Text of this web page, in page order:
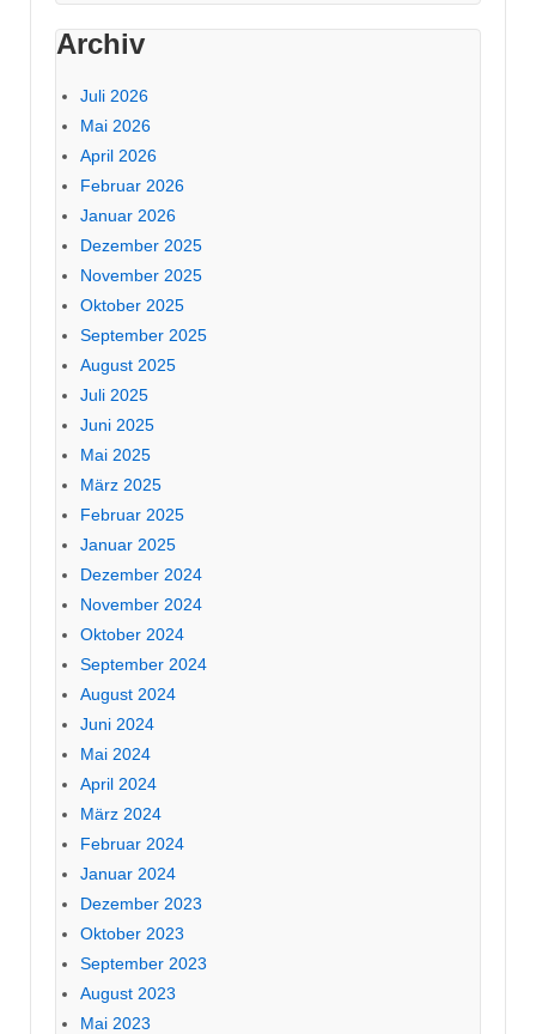
Archiv
Juli 2026
Mai 2026
April 2026
Februar 2026
Januar 2026
Dezember 2025
November 2025
Oktober 2025
September 2025
August 2025
Juli 2025
Juni 2025
Mai 2025
März 2025
Februar 2025
Januar 2025
Dezember 2024
November 2024
Oktober 2024
September 2024
August 2024
Juni 2024
Mai 2024
April 2024
März 2024
Februar 2024
Januar 2024
Dezember 2023
Oktober 2023
September 2023
August 2023
Mai 2023